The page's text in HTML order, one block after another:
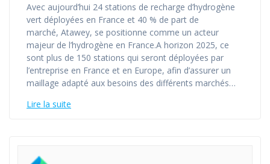
Avec aujourd’hui 24 stations de recharge d’hydrogène
vert déployées en France et 40 % de part de
marché, Atawey, se positionne comme un acteur
majeur de l’hydrogène en France.A horizon 2025, ce
sont plus de 150 stations qui seront déployées par
l’entreprise en France et en Europe, afin d’assurer un
maillage adapté aux besoins des différents marchés…
Lire la suite